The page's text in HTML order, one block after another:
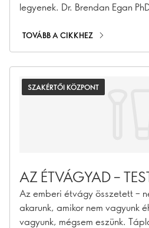
legyenek. Dr. Brendan Egan
TOVÁBB A CIKKHEZ
SZAKÉRTŐI KÖZPONT
AZ ÉTVÁGYAD –
Az emberi étvágy összetett –
akarunk, amikor nem vagyunk
vagyunk, mégsem eszünk.